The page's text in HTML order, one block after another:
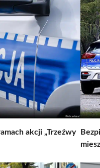
akcji „Trzeźwy